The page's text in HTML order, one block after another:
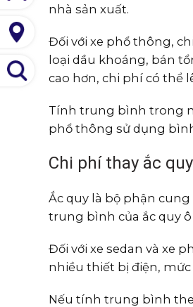
nhà sản xuất.
Đối với xe phổ thông,
loại dầu khoáng, bán
cao hơn, chi phí có thể
Tính trung bình trong
phổ thông sử dụng
Chi phí thay ắc
Ắc quy là bộ phận
trung bình của ắc quy
Đối với xe sedan và xe
nhiều thiết bị điện, mức
Nếu tính trung bình